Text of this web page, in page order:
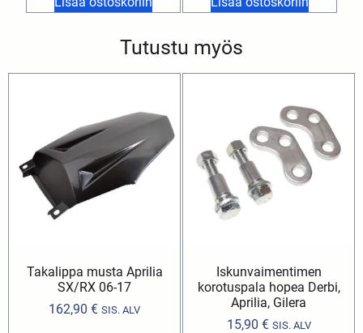
Tutustu myös
Takalippa musta Aprilia
SX/RX 06-17
162,90 € SIS. ALV
Iskunvaimentimen
korotuspala hopea Derbi,
Aprilia, Gilera
15,90 € SIS. ALV